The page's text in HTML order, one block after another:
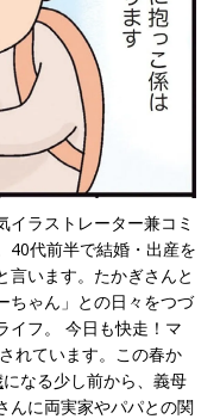
イラストレーター兼コミ
40代前半で結婚・出産を
言います。たかぎさんと
ちゃん」との日々をつづ
イフ。 今日も快走！マ
れています。この春か
になる少し前から、義母
んに両実家やパパとの関